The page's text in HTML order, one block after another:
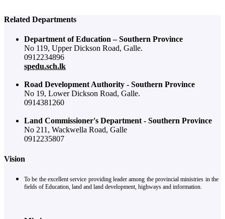
Related Departments
Department of Education – Southern Province
No 119, Upper Dickson Road, Galle.
0912234896
spedu.sch.lk
Road Development Authority - Southern Province
No 19, Lower Dickson Road, Galle.
0914381260
Land Commissioner's Department - Southern Province
No 211, Wackwella Road, Galle
0912235807
Vision
To be the excellent service providing leader among the provincial ministries in the
fields of Education, land and land development, highways and information.